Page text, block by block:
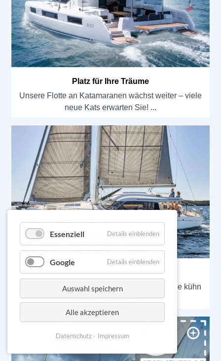
Platz für Ihre Träume
Unsere Flotte an Katamaranen wächst weiter – viele
neue Kats erwarten Sie!
Moody 41DS
Sie ist ein geräumiger Deckssalon-Cruiser, die kühn
Grenzen auslotet.
Essenziell Details einblenden
Google Details einblenden
Auswahl speichern
Alle akzeptieren
Datenschutz Impressum